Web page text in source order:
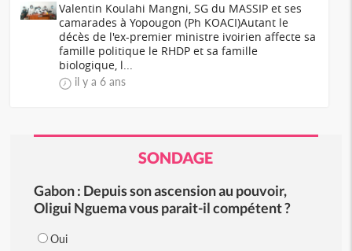
Valentin Koulahi Mangni, SG du MASSIP et ses
camarades à Yopougon (Ph KOACI)Autant le
décès de l'ex-premier ministre ivoirien affecte sa
famille politique le RHDP et sa famille
biologique, l...
il y a 6 ans
SONDAGE
Gabon : Depuis son ascension au pouvoir,
Oligui Nguema vous parait-il compétent ?
Oui